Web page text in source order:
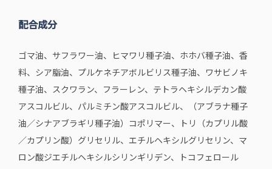
配合成分
ゴマ油、サフラワー油、ヒマワリ種子油、ホホバ種子油、香
料、シア脂油、プルケネチアボルビリス種子油、ワサビノキ
種子油、スクワラン、フラーレン、テトラヘキシルデカン酸
アスコルビル、パルミチン酸アスコルビル、（アブラナ種子
油／シナアブラギリ種子油）コポリマー、トリ（カプリル酸
／カプリン酸）グリセリル、エチルヘキシルグリセリン、マ
ロン酸ジエチルヘキシルシリンギリデン、トコフェロール